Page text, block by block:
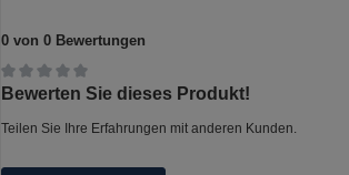
0 von 0 Bewertungen
Durchschnittliche Bewertung von 0 von 5 Sternen
Bewerten Sie dieses Produkt!
Teilen Sie Ihre Erfahrungen mit anderen Kunden.